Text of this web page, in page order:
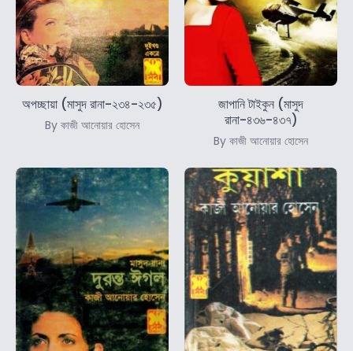
অপচ্ছায়া (মাসুদ রানা-২৩৪-২৩৫)
By কাজী আনোয়ার হোসেন
জাপানি টাইকুন (মাসুদ
রানা-৪৩৬-৪৩৭)
By কাজী আনোয়ার হোসেন